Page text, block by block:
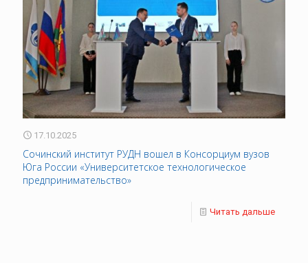
17.10.2025
Сочинский институт РУДН вошел в Консорциум вузов
Юга России «Университетское технологическое
предпринимательство»
Читать дальше